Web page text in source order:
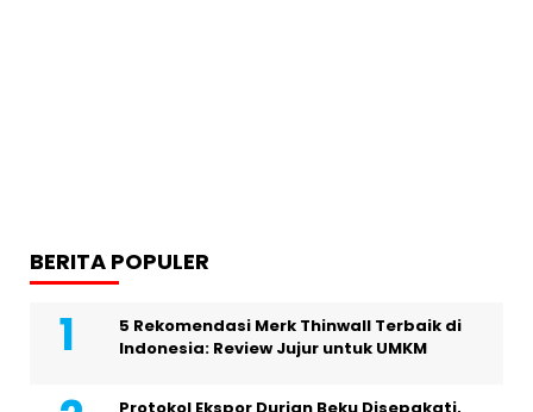
BERITA POPULER
5 Rekomendasi Merk Thinwall Terbaik di
Indonesia: Review Jujur untuk UMKM